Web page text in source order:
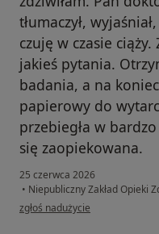
tłumaczył,
czuję w czasie
jakieś pytania.
badania, a na
papierowy do
przebiegła w
się zaopiekowana.
25 czerwca 2026
• Niepubliczny Zakład Opieki
w opinii użytkownika Weronika
zgłoś nadużycie